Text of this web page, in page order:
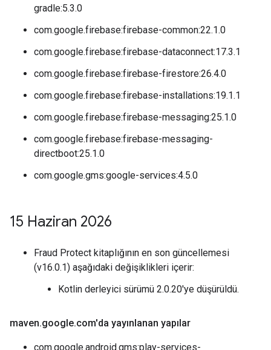
gradle:5.3.0
com.google.firebase:firebase-common:22.1.0
com.google.firebase:firebase-dataconnect:17.3.1
com.google.firebase:firebase-firestore:26.4.0
com.google.firebase:firebase-installations:19.1.1
com.google.firebase:firebase-messaging:25.1.0
com.google.firebase:firebase-messaging-
directboot:25.1.0
com.google.gms:google-services:4.5.0
15 Haziran 2026
Fraud Protect kitaplığının en son güncellemesi
(v16.0.1) aşağıdaki değişiklikleri içerir:
Kotlin derleyici sürümü 2.0.20'ye düşürüldü.
maven.google.com'da yayınlanan yapılar
com.google.android.gms:play-services-